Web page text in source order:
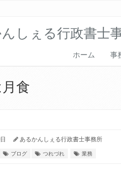
しぇる行政書士
ホーム 事
食
あるかんしぇる行政書士事務所
ブログ つれづれ 業務